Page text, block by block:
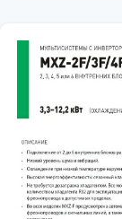
запустити
функції. Ця
зношування та
тривалого часу;
Нічний режим
Зниження
Система